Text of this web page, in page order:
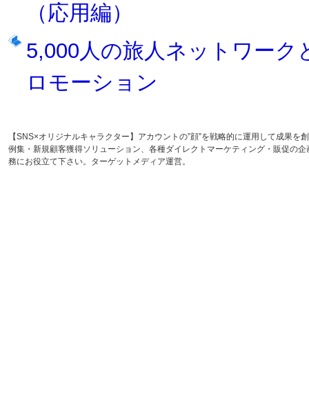
（応用編）
5,000人の旅人ネットワーク
ロモーション
【SNS×オリジナルキャラクター】アカウントの”顔”を戦略的に運用して成果
例集・新規顧客獲得ソリューション、各種ダイレクトマーケティング・販促の
務にお役立て下さい。ターゲットメディア運営。